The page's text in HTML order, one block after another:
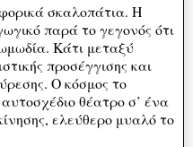
σκαλοπάτια. Η
παρά το γεγονός ότι
Κάτι μεταξύ
προσέγγισης και
Ο κόσμος το
θέατρο σ’ ένα
ελεύθερο μυαλό το